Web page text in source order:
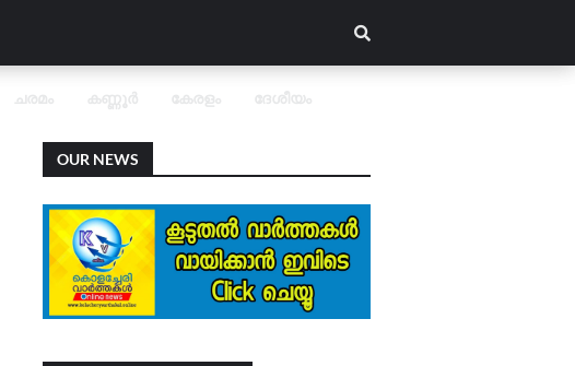
ചരമം കണ്ണൂർ കേരളം ദേശീയം
OUR NEWS